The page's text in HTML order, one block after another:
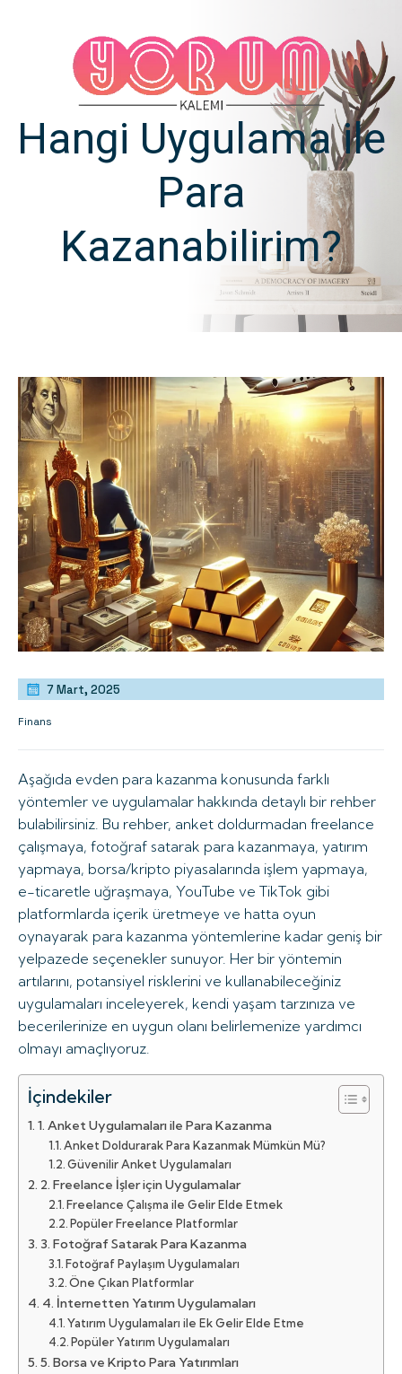
Hangi Uygulama ile
Para
Kazanabilirim?
7 Mart, 2025
Finans
Aşağıda evden para kazanma konusunda farklı
yöntemler ve uygulamalar hakkında detaylı bir rehber
bulabilirsiniz. Bu rehber, anket doldurmadan freelance
çalışmaya, fotoğraf satarak para kazanmaya, yatırım
yapmaya, borsa/kripto piyasalarında işlem yapmaya,
e-ticaretle uğraşmaya, YouTube ve TikTok gibi
platformlarda içerik üretmeye ve hatta oyun
oynayarak para kazanma yöntemlerine kadar geniş bir
yelpazede seçenekler sunuyor. Her bir yöntemin
artılarını, potansiyel risklerini ve kullanabileceğiniz
uygulamaları inceleyerek, kendi yaşam tarzınıza ve
becerilerinize en uygun olanı belirlemenize yardımcı
olmayı amaçlıyoruz.
İçindekiler
1. Anket Uygulamaları ile Para Kazanma
Anket Doldurarak Para Kazanmak Mümkün Mü?
Güvenilir Anket Uygulamaları
2. Freelance İşler için Uygulamalar
Freelance Çalışma ile Gelir Elde Etmek
Popüler Freelance Platformlar
3. Fotoğraf Satarak Para Kazanma
Fotoğraf Paylaşım Uygulamaları
Öne Çıkan Platformlar
4. İnternetten Yatırım Uygulamaları
Yatırım Uygulamaları ile Ek Gelir Elde Etme
Popüler Yatırım Uygulamaları
5. Borsa ve Kripto Para Yatırımları